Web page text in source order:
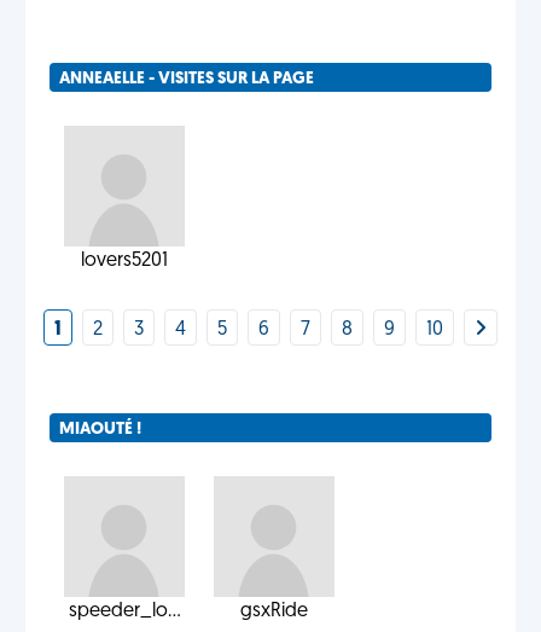
ANNEAELLE - VISITES SUR LA PAGE
lovers5201
1 2 3 4 5 6 7 8 9 10
MIAOUTÉ !
speeder_lo... gsxRide